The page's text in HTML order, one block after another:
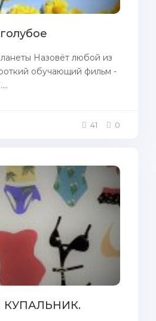
Назовёт любой из
обучающий фильм -
41 0